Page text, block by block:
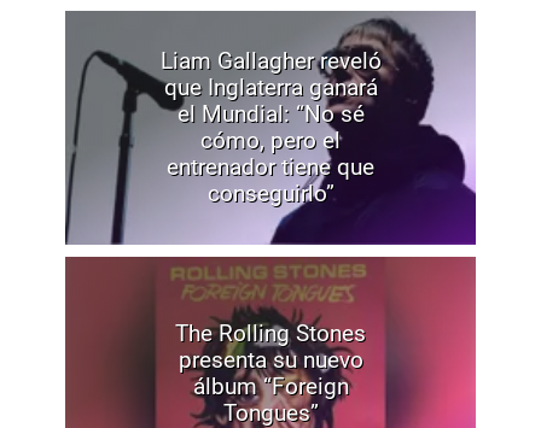
Liam Gallagher reveló
que Inglaterra ganará
el Mundial: “No sé
cómo, pero el
entrenador tiene que
conseguirlo”
The Rolling Stones
presenta su nuevo
álbum “Foreign
Tongues”